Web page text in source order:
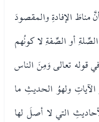
الإفادةِ والمقصودَ
أو الصِّفةِ لا كونُهم
قوله تعالى وَمِنَ الناس
الآياتِ ولهوُ الحديثِ ما
التي لا أصلَ لها